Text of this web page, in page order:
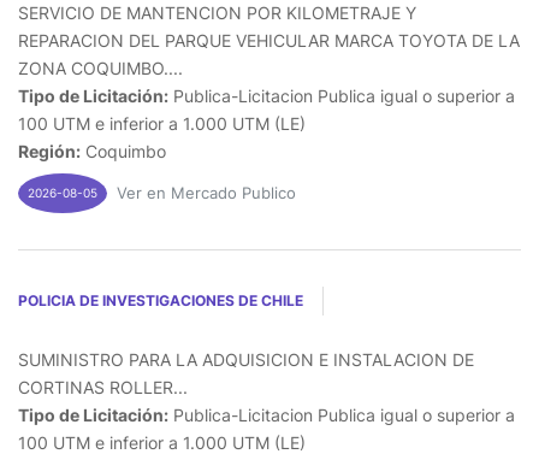
SERVICIO DE MANTENCION POR KILOMETRAJE Y
REPARACION DEL PARQUE VEHICULAR MARCA TOYOTA DE LA
ZONA COQUIMBO....
Tipo de Licitación: Publica-Licitacion Publica igual o superior a
100 UTM e inferior a 1.000 UTM (LE)
Región: Coquimbo
2026-08-05 Ver en Mercado Publico
POLICIA DE INVESTIGACIONES DE CHILE
SUMINISTRO PARA LA ADQUISICION E INSTALACION DE
CORTINAS ROLLER...
Tipo de Licitación: Publica-Licitacion Publica igual o superior a
100 UTM e inferior a 1.000 UTM (LE)